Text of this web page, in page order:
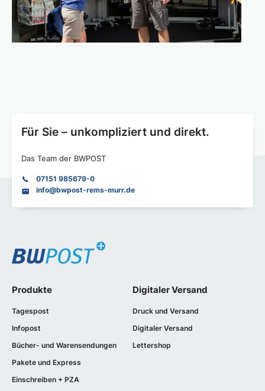
Für Sie – unkompliziert und direkt.
Das Team der BWPOST
07151 985679-0
info@bwpost-rems-murr.de
Produkte
Tagespost
Infopost
Bücher- und Warensendungen
Pakete und Express
Einschreiben + PZA
Digitaler Versand
Druck und Versand
Digitaler Versand
Lettershop